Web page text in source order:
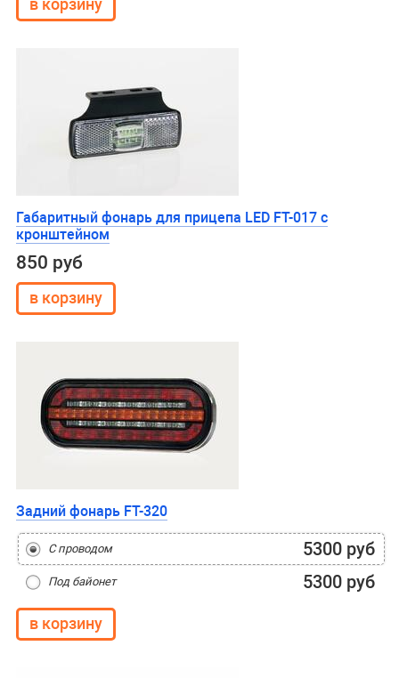
Габаритный фонарь для прицепа LED FT-017 с
кронштейном
850 руб
Задний фонарь FT-320
С проводом 5300 руб
Под байонет 5300 руб